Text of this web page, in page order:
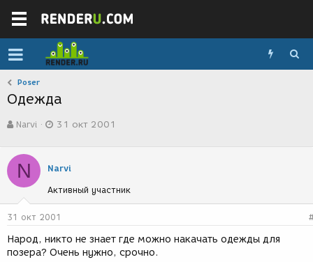
Poser
Одежда
в
о
р
т
е
м
ы
Narvi
а
с
з
д
а
и
я
31 окт 2001
N Narvi
Активный участник
31 окт 2001
Народ, никто не знает где можно накачать одежды для
позера? Очень нужно, срочно.